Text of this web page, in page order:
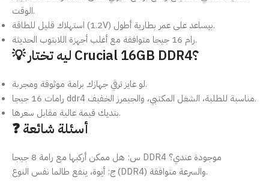
الوقت.
استهلاك قليل للطاقة (1.2V) بيساعد على عمر بطارية أطول.
رام 16 جيجا متوافقة مع أغلب أجهزة اللابتوب الحديثة.
💡 ليه تختار Crucial 16GB DDR4؟
لو عايز ترقي جهازك برامة موثوقة ومجربة.
رامات 16 جيجا ddr4 مناسبة للطلبة، الشغل المكتبي، والجيمرز الخفيف.
بتديك قيمة عالية مقابل سعرها.
❓ أسئلة شائعة
س: هل ممكن أركبها مع رامة 8 جيجا DDR4 موجودة عندي؟
ج: أيوة، ينفع طالما نفس النوع (DDR4) والسرعة متوافقة.